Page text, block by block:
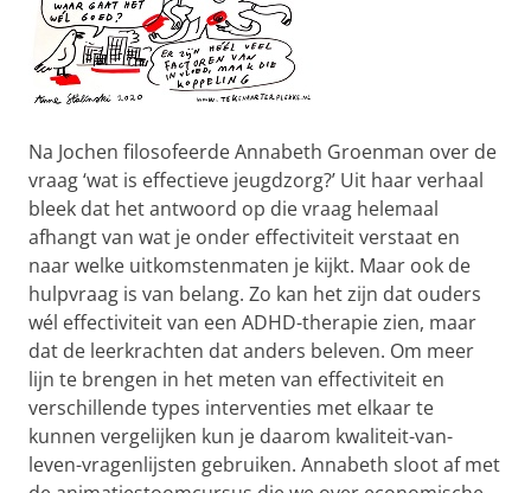
Na Jochen filosofeerde Annabeth Groenman over de
vraag ‘wat is effectieve jeugdzorg?’ Uit haar verhaal
bleek dat het antwoord op die vraag helemaal
afhangt van wat je onder effectiviteit verstaat en
naar welke uitkomstenmaten je kijkt. Maar ook de
hulpvraag is van belang. Zo kan het zijn dat ouders
wél effectiviteit van een ADHD-therapie zien, maar
dat de leerkrachten dat anders beleven. Om meer
lijn te brengen in het meten van effectiviteit en
verschillende types interventies met elkaar te
kunnen vergelijken kun je daarom kwaliteit-van-
leven-vragenlijsten gebruiken. Annabeth sloot af met